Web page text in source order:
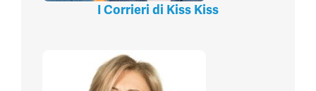
I Corrieri di Kiss Kiss